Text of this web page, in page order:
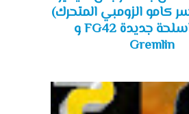
الزومبي المتحرك)
| تجربة اسلحة جديدة FG42 و
Gremlin